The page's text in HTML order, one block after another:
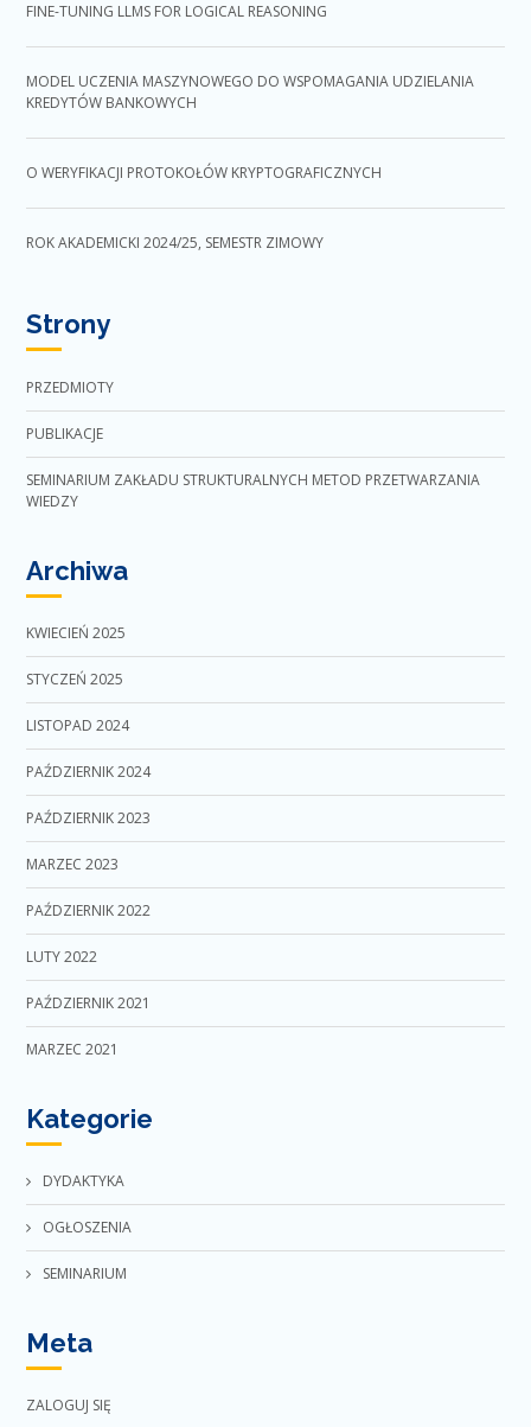
FINE-TUNING LLMS FOR LOGICAL REASONING
MODEL UCZENIA MASZYNOWEGO DO WSPOMAGANIA UDZIELANIA
KREDYTÓW BANKOWYCH
O WERYFIKACJI PROTOKOŁÓW KRYPTOGRAFICZNYCH
ROK AKADEMICKI 2024/25, SEMESTR ZIMOWY
Strony
PRZEDMIOTY
PUBLIKACJE
SEMINARIUM ZAKŁADU STRUKTURALNYCH METOD PRZETWARZANIA
WIEDZY
Archiwa
KWIECIEŃ 2025
STYCZEŃ 2025
LISTOPAD 2024
PAŹDZIERNIK 2024
PAŹDZIERNIK 2023
MARZEC 2023
PAŹDZIERNIK 2022
LUTY 2022
PAŹDZIERNIK 2021
MARZEC 2021
Kategorie
DYDAKTYKA
OGŁOSZENIA
SEMINARIUM
Meta
ZALOGUJ SIĘ